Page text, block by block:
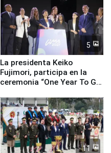
Serenazgo
5
La presidenta Keiko
Fujimori, participa en la
ceremonia “One Year To Go
11